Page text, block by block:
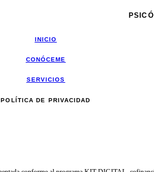
INICIO
CONÓCEME
SERVICIOS
POLÍTICA DE PRIVACIDAD